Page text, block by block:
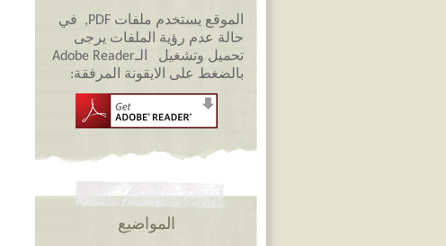
الموقع يستخدم ملفات PDF, في
حالة عدم رؤية الملفات يرجى
تحميل وتشغيل الـAdobe Reader
بالضغط على الايقونة المرفقة:
المواضيع